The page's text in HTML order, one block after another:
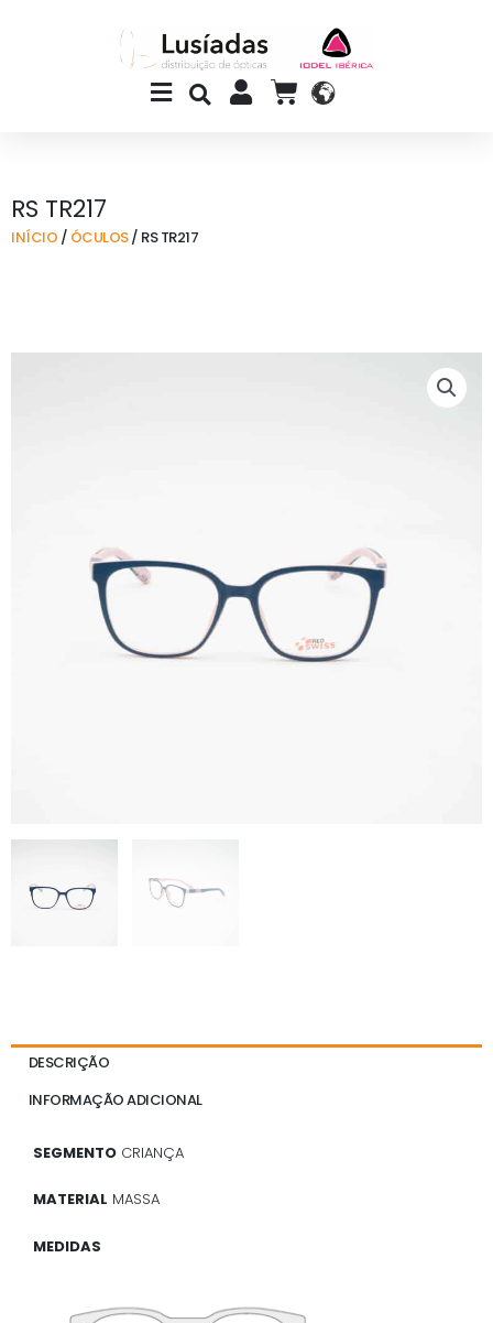
Main
Menu
CART
RS TR217
INÍCIO / ÓCULOS/ RS TR217
DESCRIÇÃO
INFORMAÇÃO ADICIONAL
SEGMENTO CRIANÇA
MATERIAL MASSA
MEDIDAS